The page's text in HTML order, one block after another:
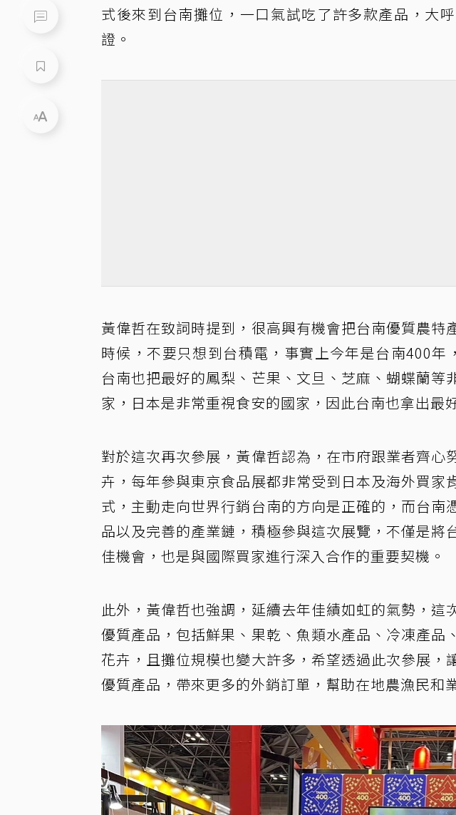
式後來到台南攤位，一口氣試吃了許多款產品，大
證。
黃偉哲在致詞時提到，很高興有機會把台南優質農特
時候，不要只想到台積電，事實上今年是台南400年
台南也把最好的鳳梨、芒果、文旦、芝麻、蝴蝶蘭等
家，日本是非常重視食安的國家，因此台南也拿出最
對於這次再次參展，黃偉哲認為，在市府跟業者齊心
卉，每年參與東京食品展都非常受到日本及海外買家
式，主動走向世界行銷台南的方向是正確的，而台南
品以及完善的產業鏈，積極參與這次展覽，不僅是將
佳機會，也是與國際買家進行深入合作的重要契機。
此外，黃偉哲也強調，延續去年佳績如虹的氣勢，這
優質產品，包括鮮果、果乾、魚類水產品、冷凍產品
花卉，且攤位規模也變大許多，希望透過此次參展，
優質產品，帶來更多的外銷訂單，幫助在地農漁民和